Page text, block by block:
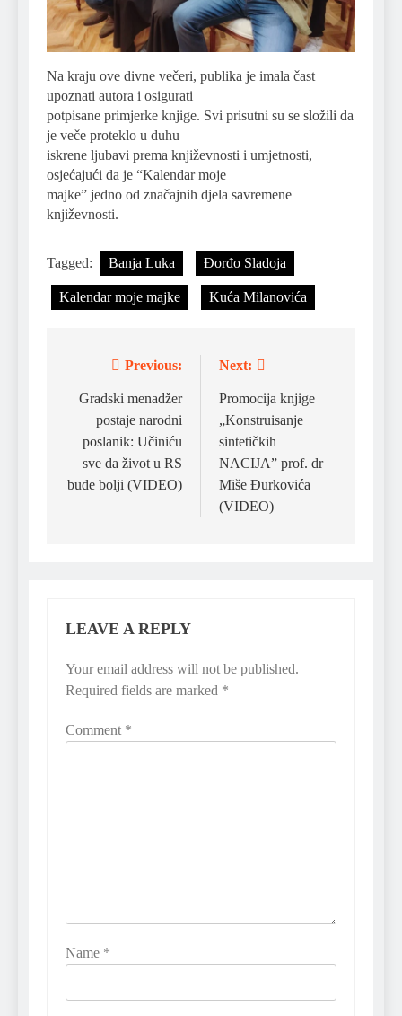
Na kraju ove divne večeri, publika je imala čast
upoznati autora i osigurati
potpisane primjerke knjige. Svi prisutni su se složili da
je veče proteklo u duhu
iskrene ljubavi prema književnosti i umjetnosti,
osjećajući da je “Kalendar moje
majke” jedno od značajnih djela savremene
književnosti.
Tagged: Banja Luka Đorđo Sladoja
Kalendar moje majke Kuća Milanovića
navigation
Previous:
Gradski menadžer
postaje narodni
poslanik: Učiniću
sve da život u RS
bude bolji (VIDEO)
Next:
Promocija knjige
„Konstruisanje
sintetičkih
NACIJA” prof. dr
Miše Đurkovića
(VIDEO)
LEAVE A REPLY
Your email address will not be published.
Required fields are marked *
Comment *
Name *